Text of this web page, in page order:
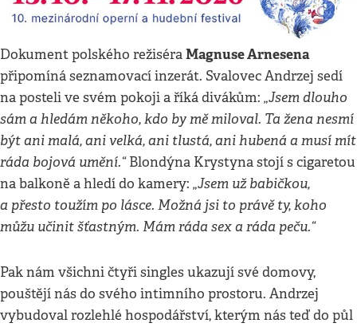
Dokument polského režiséraMagnuse Arnesena
připomíná seznamovací inzerát. Svalovec Andrzej sedí
na posteli ve svém pokoji a říká divákům: „Jsem dlouho
sám a hledám někoho, kdo by mě miloval. Ta žena nesmí
být ani malá, ani velká, ani tlustá, ani hubená a musí mít
ráda bojová umění.“Blondýna Krystyna stojí s cigaretou
na balkoně a hledí do kamery: „Jsem už babičkou,
a přesto toužím po lásce. Možná jsi to právě ty, koho
můžu učinit šťastným. Mám ráda sex a ráda peču.“
Pak nám všichni čtyři singles ukazují své domovy,
pouštějí nás do svého intimního prostoru. Andrzej
vybudoval rozlehlé hospodářství, kterým nás teď do půl